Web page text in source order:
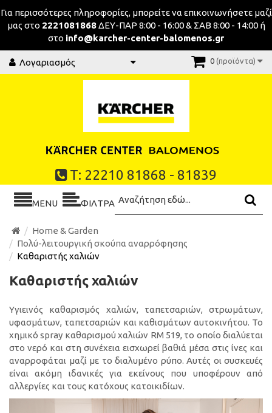
Για περισσότερες πληροφορίες, μπορείτε να επικοινωνήσeτε μαζί
μας στο 2221081868ΔΕΥ-ΠΑΡ 8:00 - 16:00 & ΣΑΒ 8:00 - 14:00 ή
στο info@karcher-center-balomenos.gr
Λογαριασμός 0 (προϊόντα)
Τ: 22210 81868 - 81839
ΦΙΛΤΡΑ
MENU
Home & Garden
Πολύ-λειτουργική σκούπα αναρρόφησης
Καθαριστής χαλιών
Καθαριστής χαλιών
Υγιεινός καθαρισμός χαλιών, ταπετσαριών, στρωμάτων,
υφασμάτων, ταπετσαριών και καθισμάτων αυτοκινήτου. Το
χημικό spray καθαρισμού χαλιών RM 519, το οποίο διαλύεται
στο νερό και στη συνέχεια εισχωρεί βαθιά μέσα στις ίνες και
αναρροφάται μαζί με το διαλυμένο ρύπο. Αυτές οι συσκευές
είναι ακόμη ιδανικές για εκείνους που υποφέρουν από
αλλεργίες και τους κατόχους κατοικιδίων.